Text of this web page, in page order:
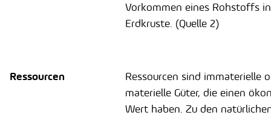
Vorkommen eines Rohstoffs
Erdkruste. (Quelle 2)
Ressourcen
Ressourcen sind immaterielle
materielle Güter, die einen
Wert haben. Zu den